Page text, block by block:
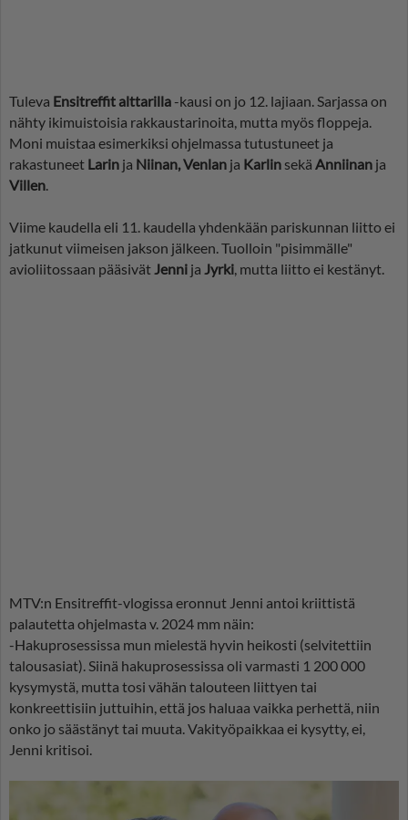
Tuleva Ensitreffit alttarilla -kausi on jo 12. lajiaan. Sarjassa on
nähty ikimuistoisia rakkaustarinoita, mutta myös floppeja.
Moni muistaa esimerkiksi ohjelmassa tutustuneet ja
rakastuneet Larin ja Niinan, Venlan ja Karlin sekä Anniinan ja
Villen.
Viime kaudella eli 11. kaudella yhdenkään pariskunnan liitto ei
jatkunut viimeisen jakson jälkeen. Tuolloin "pisimmälle"
avioliitossaan pääsivät Jenni ja Jyrki, mutta liitto ei kestänyt.
MTV:n Ensitreffit-vlogissa eronnut Jenni antoi kriittistä
palautetta ohjelmasta v. 2024 mm näin:
-Hakuprosessissa mun mielestä hyvin heikosti (selvitettiin
talousasiat). Siinä hakuprosessissa oli varmasti 1 200 000
kysymystä, mutta tosi vähän talouteen liittyen tai
konkreettisiin juttuihin, että jos haluaa vaikka perhettä, niin
onko jo säästänyt tai muuta. Vakityöpaikkaa ei kysytty, ei,
Jenni kritisoi.